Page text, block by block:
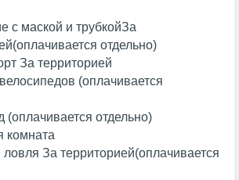
с маской и трубкойЗа
(оплачивается отдельно)
За территорией
(оплачивается
(оплачивается отдельно)
комната
ловляЗа территорией(оплачивается